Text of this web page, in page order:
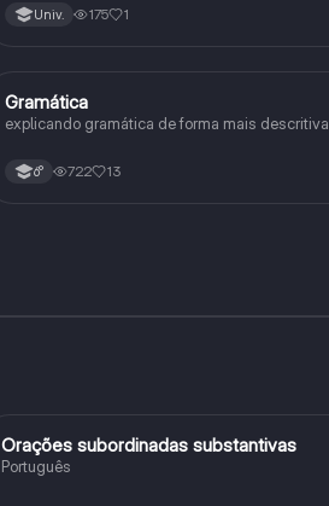
Univ. 175 1
Português
Gramática
explicando gramática de forma mais descritiva
6° 722 13
Português
Orações subordinadas substantivas
Português